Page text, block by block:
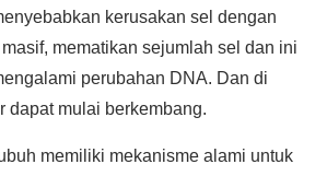
kerusakan sel dengan
mematikan sejumlah sel dan ini
perubahan DNA. Dan di
dapat mulai berkembang.
memiliki mekanisme alami untuk